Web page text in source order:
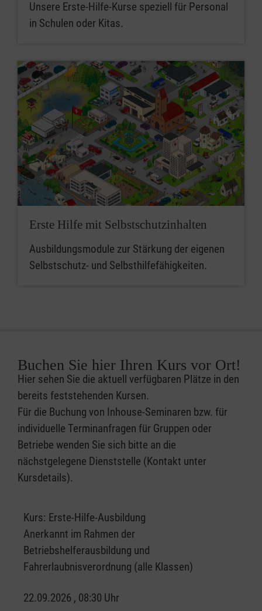
Unsere Erste-Hilfe-Kurse speziell für Personal
in Schulen oder Kitas.
Erste Hilfe mit Selbstschutzinhalten
Ausbildungsmodule zur Stärkung der eigenen
Selbstschutz- und Selbsthilfefähigkeiten.
Buchen Sie hier Ihren Kurs vor Ort!
Hier sehen Sie die aktuell verfügbaren Plätze in den
bereits feststehenden Kursen.
Für die Buchung von Inhouse-Seminaren bzw. für
individuelle Terminanfragen für Gruppen oder
Betriebe wenden Sie sich bitte an die
nächstgelegene Dienststelle (Kontakt unter
Kursdetails).
Kurs: Erste-Hilfe-Ausbildung
Anerkannt im Rahmen der
Betriebshelferausbildung und
Fahrerlaubnisverordnung (alle Klassen)
22.09.2026 , 08:30 Uhr